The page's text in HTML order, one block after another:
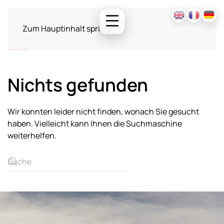
Zum Hauptinhalt springen
Nichts gefunden
Wir konnten leider nicht finden, wonach Sie gesucht
haben. Vielleicht kann Ihnen die Suchmaschine
weiterhelfen.